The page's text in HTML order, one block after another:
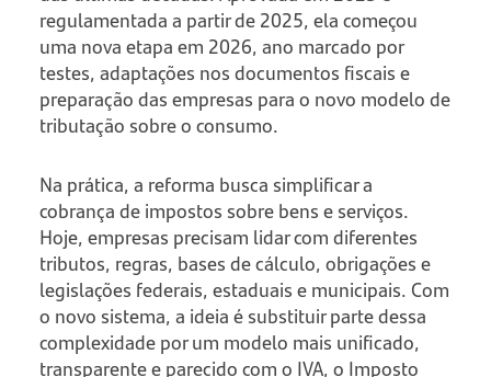
regulamentada a partir de 2025, ela começou
uma nova etapa em 2026, ano marcado por
testes, adaptações nos documentos fiscais e
preparação das empresas para o novo modelo de
tributação sobre o consumo.
Na prática, a reforma busca simplificar a
cobrança de impostos sobre bens e serviços.
Hoje, empresas precisam lidar com diferentes
tributos, regras, bases de cálculo, obrigações e
legislações federais, estaduais e municipais. Com
o novo sistema, a ideia é substituir parte dessa
complexidade por um modelo mais unificado,
transparente e parecido com o IVA, o Imposto